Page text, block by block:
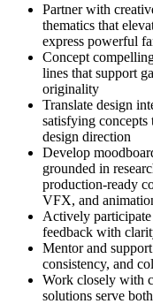
Partner with
thematics that
express powerful
Concept
lines that support
originality
Translate design
satisfying concepts
design direction
Develop
grounded in
production-ready
VFX, and
Actively
feedback with
Mentor and
consistency, and
Work closely with
solutions serve